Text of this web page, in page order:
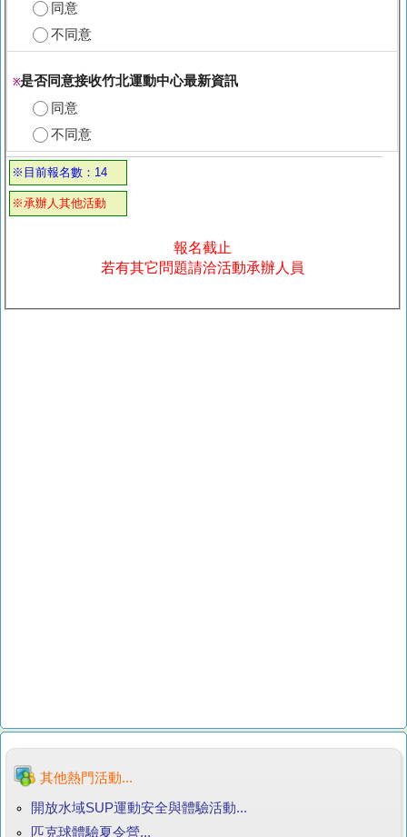
同意
不同意
※是否同意接收竹北運動中心最新資訊
同意
不同意
※目前報名數：14
※承辦人其他活動
報名截止
若有其它問題請洽活動承辦人員
其他熱門活動...
開放水域SUP運動安全與體驗活動...
匹克球體驗夏令營...